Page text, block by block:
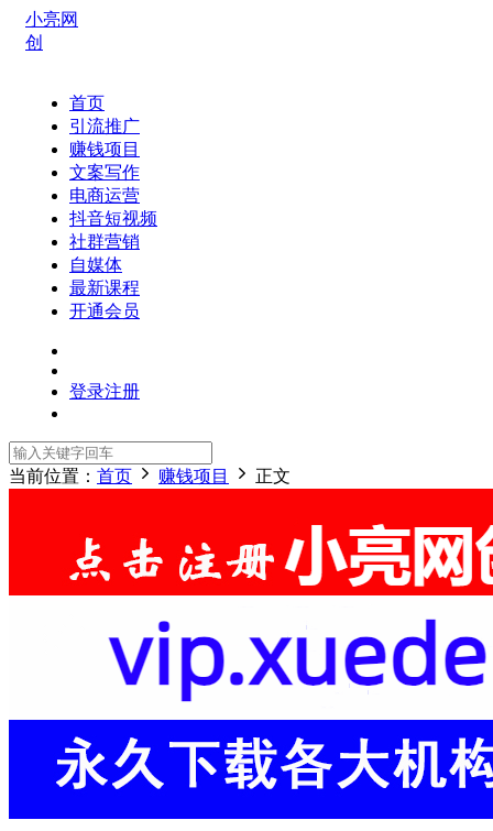
小亮网
创
首页
引流推广
赚钱项目
文案写作
电商运营
抖音短视频
社群营销
自媒体
最新课程
开通会员
登录注册
当前位置： 首页 赚钱项目 正文